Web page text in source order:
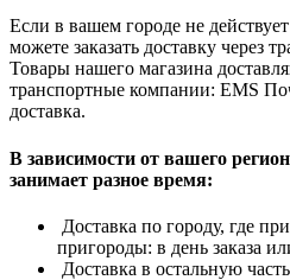
Если в вашем городе не
можете заказать доставку через
Товары нашего магазина
транспортные компании: EMS
доставка.
В зависимости от вашего
занимает разное время:
Доставка по городу, где
пригороды: в день заказа
Доставка в остальную